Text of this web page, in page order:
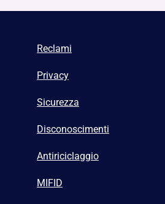
Reclami
Privacy
Sicurezza
Disconoscimenti
Antiriciclaggio
MIFID